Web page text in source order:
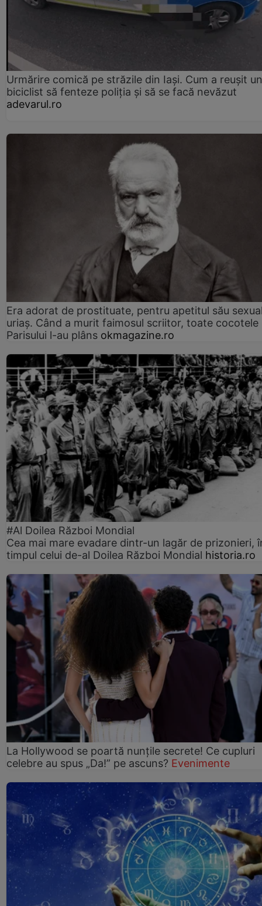
Urmărire comică pe străzile din Iași. Cum a reușit un
biciclist să fenteze poliția și să se facă nevăzut
adevarul.ro
Era adorat de prostituate, pentru apetitul său
uriaș. Când a murit faimosul scriitor, toate cocotele
Parisului l-au plâns okmagazine.ro
#Al Doilea Război Mondial
Cea mai mare evadare dintr-un lagăr de prizonieri,
timpul celui de-al Doilea Război Mondial historia.ro
La Hollywood se poartă nunțile secrete! Ce cupluri
celebre au spus „Da!” pe ascuns? Evenimente